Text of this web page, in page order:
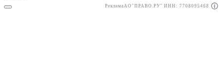
Реклама АО"ПРАВО.РУ" ИНН: 7708095468